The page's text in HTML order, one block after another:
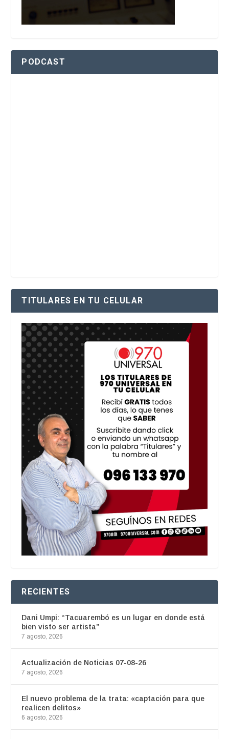
PODCAST
TITULARES EN TU CELULAR
RECIENTES
Dani Umpi: “Tacuarembó es un lugar en donde está
bien visto ser artista”
7 agosto, 2026
Actualización de Noticias 07-08-26
7 agosto, 2026
El nuevo problema de la trata: «captación para que
realicen delitos»
6 agosto, 2026